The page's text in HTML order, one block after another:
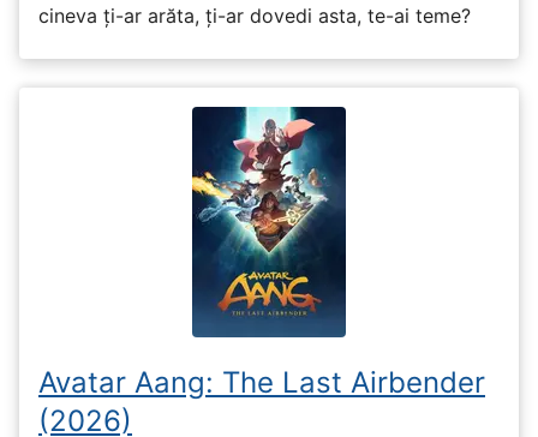
cineva ți-ar arăta, ți-ar dovedi asta, te-ai teme?
Avatar Aang: The Last Airbender
(2026)